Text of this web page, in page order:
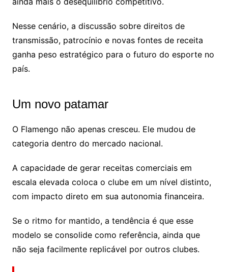
Nesse cenário, a discussão sobre direitos de
transmissão, patrocínio e novas fontes de receita
ganha peso estratégico para o futuro do esporte no
país.
Um novo patamar
O Flamengo não apenas cresceu. Ele mudou de
categoria dentro do mercado nacional.
A capacidade de gerar receitas comerciais em
escala elevada coloca o clube em um nível distinto,
com impacto direto em sua autonomia financeira.
Se o ritmo for mantido, a tendência é que esse
modelo se consolide como referência, ainda que
não seja facilmente replicável por outros clubes.